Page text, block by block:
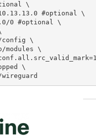
\
#optional \
0 #optional \
config \
\
\